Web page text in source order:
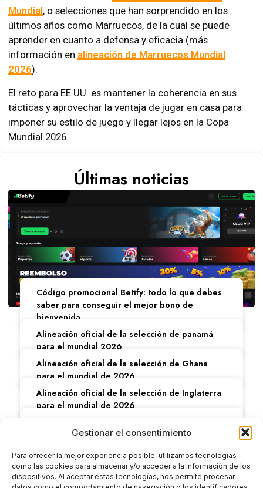
Gestionar el consentimiento
Para ofrecer la mejor experiencia posible, utilizamos tecnologías
como las cookies para almacenar y/o acceder a la información de los
dispositivos. Al aceptar estas tecnologías, nos permite procesar
Mundial, o selecciones que han sorprendido en los
últimos años como Marruecos, de la cual se puede
aprender en cuanto a defensa y eficacia (más
información en alineación de Marruecos Mundial
2026).
El reto para EE.UU. es mantener la coherencia en sus
tácticas y aprovechar la ventaja de jugar en casa para
imponer su estilo de juego y llegar lejos en la Copa
Mundial 2026.
Últimas noticias
Código promocional Betify: todo lo que debes
saber para conseguir el mejor bono de
bienvenida
Alineación oficial de la selección de panamá
para el mundial 2026
Alineación oficial de la selección de Ghana
para el mundial de 2026
Alineación oficial de la selección de Inglaterra
para el mundial de 2026
mundial 2026: novedades y expectativas
Alineación oficial de la selección de Uzbekistán
para el mundial de 2026